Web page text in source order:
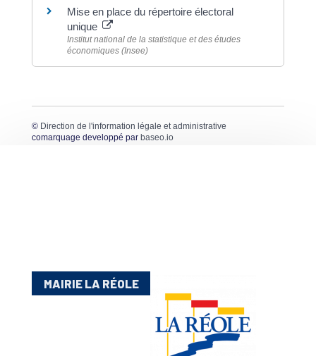
Mise en place du répertoire électoral
unique
Institut national de la statistique et des études
économiques (Insee)
© Direction de l'information légale et administrative
comarquage developpé par baseo.io
MAIRIE LA RÉOLE